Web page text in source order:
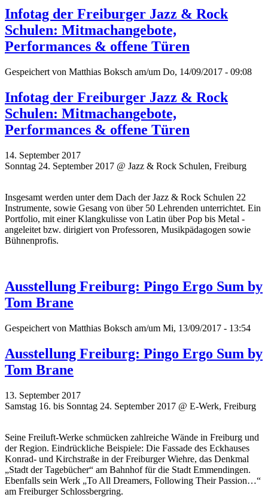
Infotag der Freiburger Jazz & Rock
Schulen: Mitmachangebote,
Performances & offene Türen
Gespeichert von Matthias Boksch am/um Do, 14/09/2017 - 09:08
Infotag der Freiburger Jazz & Rock
Schulen: Mitmachangebote,
Performances & offene Türen
14. September 2017
Sonntag 24. September 2017 @ Jazz & Rock Schulen, Freiburg
Insgesamt werden unter dem Dach der Jazz & Rock Schulen 22
Instrumente, sowie Gesang von über 50 Lehrenden unterrichtet. Ein
Portfolio, mit einer Klangkulisse von Latin über Pop bis Metal -
angeleitet bzw. dirigiert von Professoren, Musikpädagogen sowie
Bühnenprofis.
Ausstellung Freiburg: Pingo Ergo Sum by
Tom Brane
Gespeichert von Matthias Boksch am/um Mi, 13/09/2017 - 13:54
Ausstellung Freiburg: Pingo Ergo Sum by
Tom Brane
13. September 2017
Samstag 16. bis Sonntag 24. September 2017 @ E-Werk, Freiburg
Seine Freiluft-Werke schmücken zahlreiche Wände in Freiburg und
der Region. Eindrückliche Beispiele: Die Fassade des Eckhauses
Konrad- und Kirchstraße in der Freiburger Wiehre, das Denkmal
„Stadt der Tagebücher“ am Bahnhof für die Stadt Emmendingen.
Ebenfalls sein Werk „To All Dreamers, Following Their Passion…“
am Freiburger Schlossbergring.